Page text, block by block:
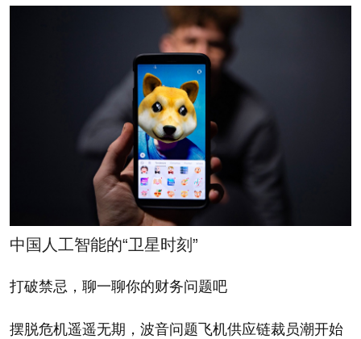
当然，种种因素也没有能阻止少数中国超级富豪购
买和保有游艇的脚步——只不过他们是在欧洲、美国
和亚洲其它地区购买的。中国超级游艇市场虽然增速
缓慢，但毕竟还是在增长。游艇制造公司Spirits
Yachts的常务董事奈杰尔•斯图尔特表示：“想购买超
级游艇的中国人可能会在欧洲或亚洲的其它国家购
买。”他指出，新加坡、泰国和马来西亚都是“绝佳的
航海目的地”。欧洲的游艇经纪人经常参加位于上海、
大连和海南的游艇展，希望能够吸引到那些梦想坐着
游艇周游圣特鲁佩斯、戛纳和卡普里岛的中国富豪。
尽管中国本身还不是一个游艇旅游的好去处，但作
中国人工智能的“卫星时刻”
打破禁忌，聊一聊你的财务问题吧
摆脱危机遥遥无期，波音问题飞机供应链裁员潮开始